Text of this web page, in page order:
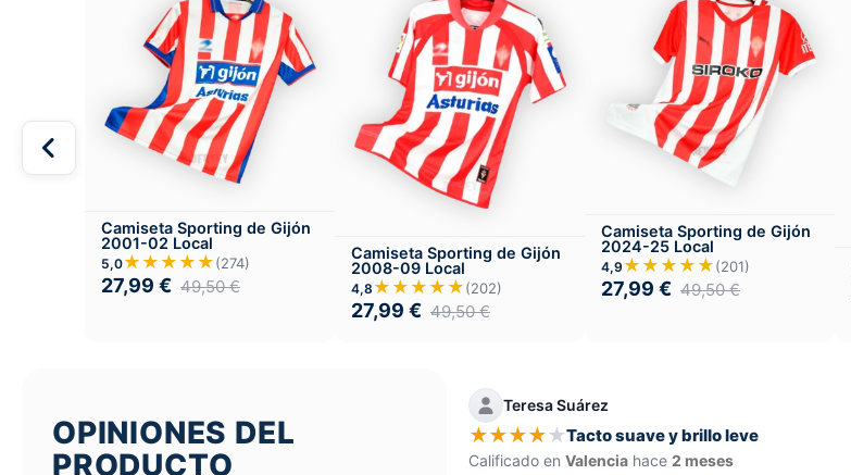
Camiseta Sporting de Gijón
2001-02 Local
5,0★★★★★(274)
27,99 € 49,50€
Camiseta Sporting de Gijón
2008-09 Local
4,8 ★★★★★(202)
27,99 € 49,50€
Camiseta Sporting de Gijón
2024-25 Local
4,9 ★★★★★(201)
27,99 € 49,50€
OPINIONES DEL
PRODUCTO
Teresa Suárez
★★★★★Tacto suave y brillo leve
Calificado enValencia hace2 meses